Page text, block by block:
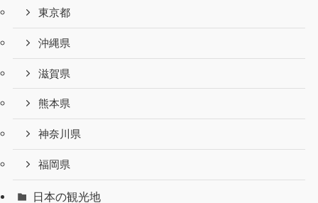
東京都
沖縄県
滋賀県
熊本県
神奈川県
福岡県
日本の観光地